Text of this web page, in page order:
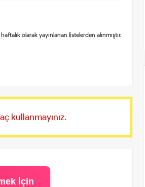
olarak yayınlanan listelerden alınmıştır.
kullanmayınız.
İçin